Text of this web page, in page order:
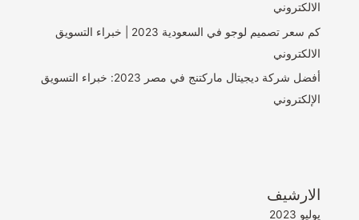
الالكتروني
كم سعر تصميم لوجو في السعودية 2023 | خبراء التسويق
الالكتروني
أفضل شركة ديجيتال ماركتنج في مصر 2023: خبراء التسويق
الإلكتروني
الارشيف
يوليو 2023